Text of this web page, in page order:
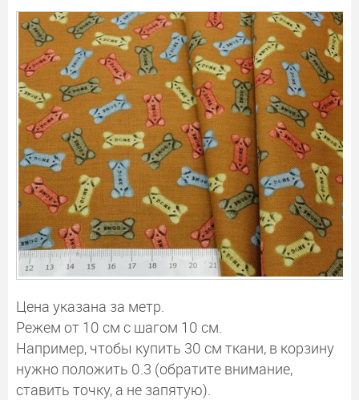
Цена указана за метр.
Режем от 10 см с шагом 10 см.
Например, чтобы купить 30 см ткани, в корзину
нужно положить 0.3 (обратите внимание,
ставить точку, а не запятую).